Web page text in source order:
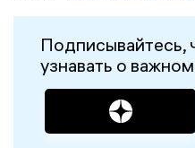
Подписывайтесь,
узнавать о